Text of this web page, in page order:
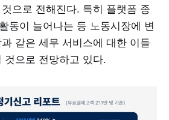
으로 전해진다. 특히 플랫폼 종
동이 늘어나는 등 노동시장에 변
같은 세무 서비스에 대한 이들
것으로 전망하고 있다.